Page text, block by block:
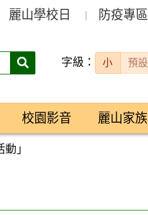
麗山學校日 防疫專區
搜
字級： 小 預設
校園影音 麗山家族
」